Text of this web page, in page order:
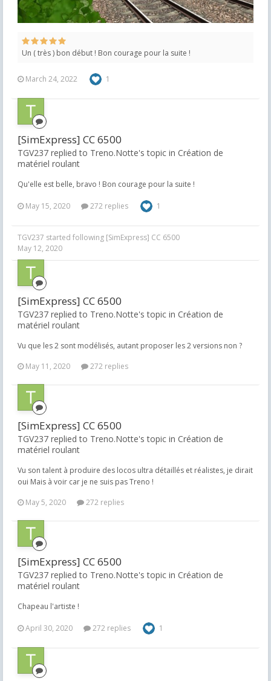
Un ( très ) bon début ! Bon courage pour la suite !
March 24, 2022 1
[SimExpress] CC 6500
TGV237 replied to Treno.Notte's topic in Création de
matériel roulant
Qu'elle est belle, bravo ! Bon courage pour la suite !
May 15, 2020 272 replies 1
TGV237 started following [SimExpress] CC 6500
May 12, 2020
[SimExpress] CC 6500
TGV237 replied to Treno.Notte's topic in Création de
matériel roulant
Vu que les 2 sont modélisés, autant proposer les 2 versions non ?
May 11, 2020
272 replies
[SimExpress] CC 6500
TGV237 replied to Treno.Notte's topic in Création de
matériel roulant
Vu son talent à produire des locos ultra détaillés et réalistes, je dirait
oui Mais à voir car je ne suis pas Treno !
May 5, 2020
272 replies
[SimExpress] CC 6500
TGV237 replied to Treno.Notte's topic in Création de
matériel roulant
Chapeau l'artiste !
April 30, 2020 272 replies 1